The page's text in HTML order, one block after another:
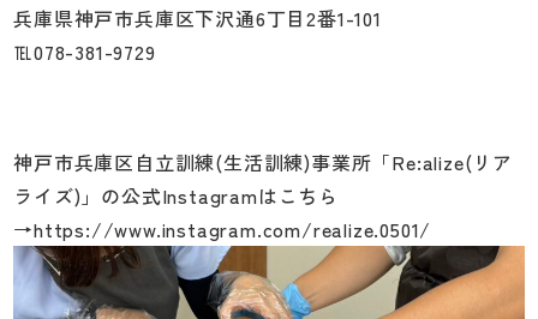
兵庫県神戸市兵庫区下沢通6丁目2番1-101
℡078-381-9729
神戸市兵庫区自立訓練(生活訓練)事業所「Re:alize(リア
ライズ)」の公式Instagramはこちら
→https://www.instagram.com/realize.0501/